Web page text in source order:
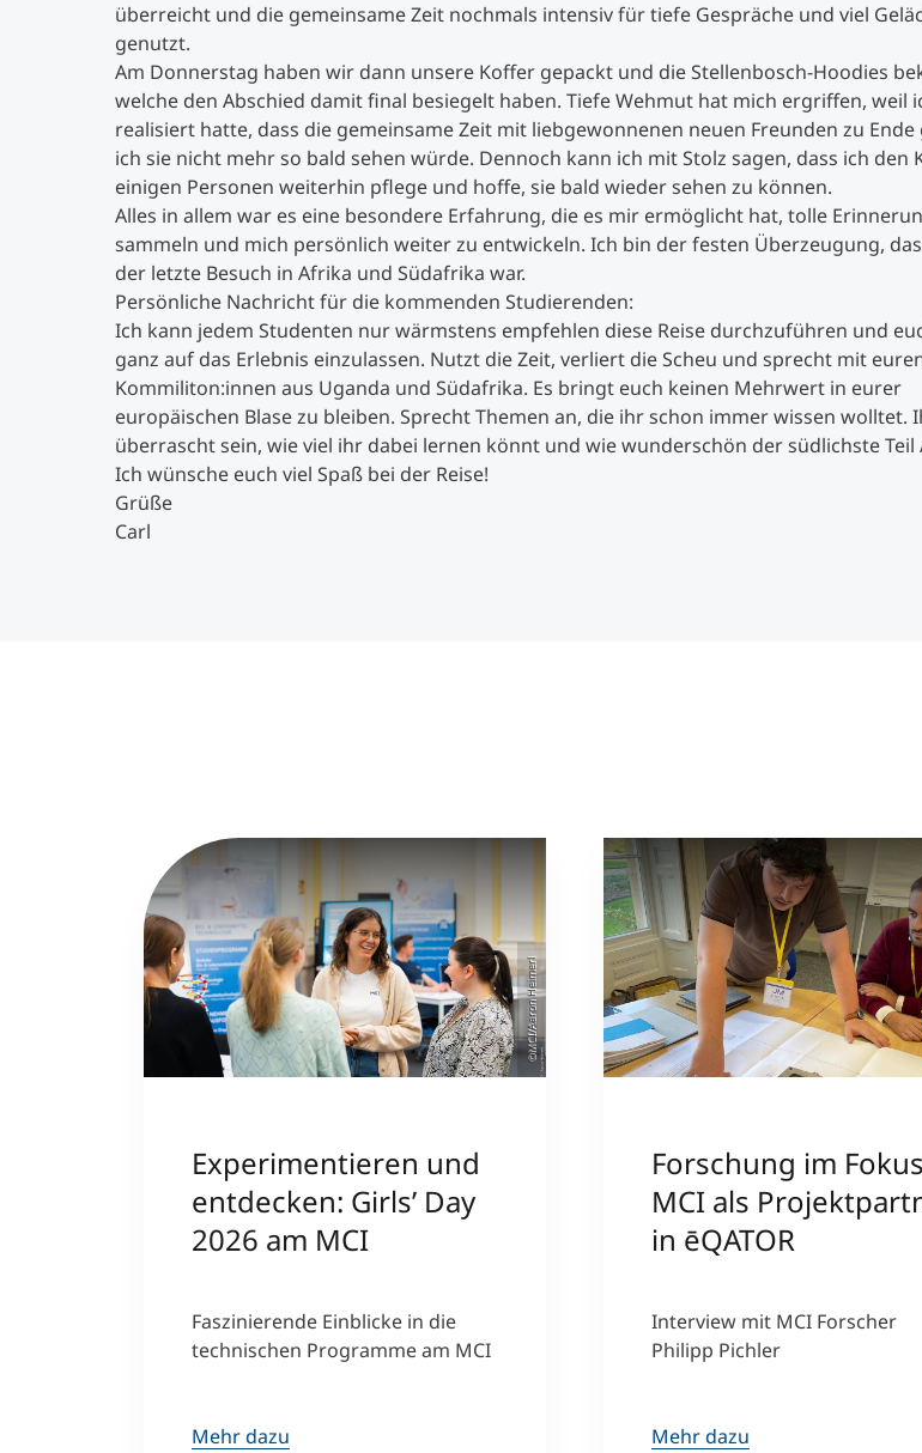
überreicht und die gemeinsame Zeit nochmals intensiv für tiefe Gespräche und viel
genutzt.
Am Donnerstag haben wir dann unsere Koffer gepackt und die Stellenbosch-Hoodies
welche den Abschied damit final besiegelt haben. Tiefe Wehmut hat mich ergriffen, weil
realisiert hatte, dass die gemeinsame Zeit mit liebgewonnenen neuen Freunden zu
ich sie nicht mehr so bald sehen würde. Dennoch kann ich mit Stolz sagen, dass ich den
einigen Personen weiterhin pflege und hoffe, sie bald wieder sehen zu können.
Alles in allem war es eine besondere Erfahrung, die es mir ermöglicht hat, tolle
sammeln und mich persönlich weiter zu entwickeln. Ich bin der festen Überzeugung,
der letzte Besuch in Afrika und Südafrika war.
Persönliche Nachricht für die kommenden Studierenden:
Ich kann jedem Studenten nur wärmstens empfehlen diese Reise durchzuführen und
ganz auf das Erlebnis einzulassen. Nutzt die Zeit, verliert die Scheu und sprecht mit
Kommiliton:innen aus Uganda und Südafrika. Es bringt euch keinen Mehrwert in eurer
europäischen Blase zu bleiben. Sprecht Themen an, die ihr schon immer wissen wolltet.
überrascht sein, wie viel ihr dabei lernen könnt und wie wunderschön der südlichste Teil
Ich wünsche euch viel Spaß bei der Reise!
Grüße
Carl
©MCI/Aaron Heimerl
Experimentieren und
entdecken: Girls’ Day
2026 am MCI
Faszinierende Einblicke in die
technischen Programme am MCI
Mehr dazu
Forschung im
MCI als
in ēQATOR
Interview mit MCI Forscher
Philipp Pichler
Mehr dazu